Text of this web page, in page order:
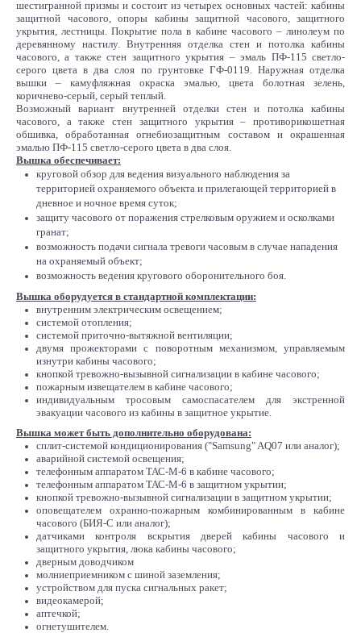
шестигранной призмы и состоит из четырех основных частей: кабины
защитной часового, опоры кабины защитной часового, защитного
укрытия, лестницы. Покрытие пола в кабине часового – линолеум по
деревянному настилу. Внутренняя отделка стен и потолка кабины
часового, а также стен защитного укрытия – эмаль ПФ-115 светло-
серого цвета в два слоя по грунтовке ГФ-0119. Наружная отделка
вышки – камуфляжная окраска эмалью, цвета болотная зелень,
коричнево-серый, серый теплый.
Возможный вариант внутренней отделки стен и потолка кабины
часового, а также стен защитного укрытия – противорикошетная
обшивка, обработанная огнебиозащитным составом и окрашенная
эмалью ПФ-115 светло-серого цвета в два слоя.
Вышка обеспечивает:
круговой обзор для ведения визуального наблюдения за
территорией охраняемого объекта и прилегающей территорией в
дневное и ночное время суток;
защиту часового от поражения стрелковым оружием и осколками
гранат;
возможность подачи сигнала тревоги часовым в случае нападения
на охраняемый объект;
возможность ведения кругового оборонительного боя.
Вышка оборудуется в стандартной комплектации:
внутренним электрическим освещением;
системой отопления;
системой приточно-вытяжной вентиляции;
двумя прожекторами с поворотным механизмом, управляемым
изнутри кабины часового;
кнопкой тревожно-вызывной сигнализации в кабине часового;
пожарным извещателем в кабине часового;
индивидуальным тросовым самоспасателем для экстренной
эвакуации часового из кабины в защитное укрытие.
Вышка может быть дополнительно оборудована:
сплит-системой кондиционирования ("Samsung" AQ07 или аналог);
аварийной системой освещения;
телефонным аппаратом ТАС-М-6 в кабине часового;
телефонным аппаратом ТАС-М-6 в защитном укрытии;
кнопкой тревожно-вызывной сигнализации в защитном укрытии;
оповещателем охранно-пожарным комбинированным в кабине
часового (БИЯ-С или аналог);
датчиками контроля вскрытия дверей кабины часового и
защитного укрытия, люка кабины часового;
дверным доводчиком
молниеприемником с шиной заземления;
устройством для пуска сигнальных ракет;
видеокамерой;
аптечкой;
огнетушителем.